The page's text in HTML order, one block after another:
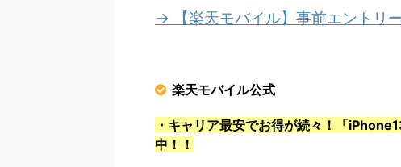
→ 【楽天モバイル】事前エントリ
楽天モバイル公式
・キャリア最安でお得が続々！「
中！！